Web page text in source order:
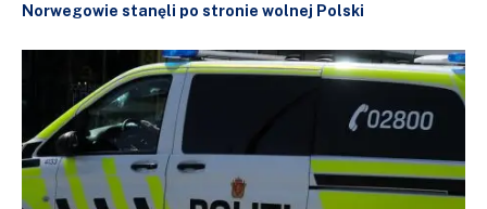
Norwegowie stanęli po stronie wolnej Polski